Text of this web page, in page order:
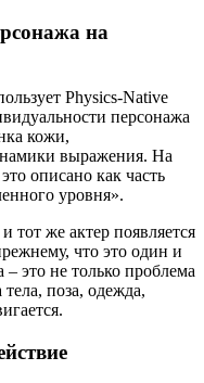
на
Physics-Native
персонажа
кожи,
выражения. На
это описано как часть
уровня».
тот же актер появляется
что это один и
это не только проблема
поза, одежда,